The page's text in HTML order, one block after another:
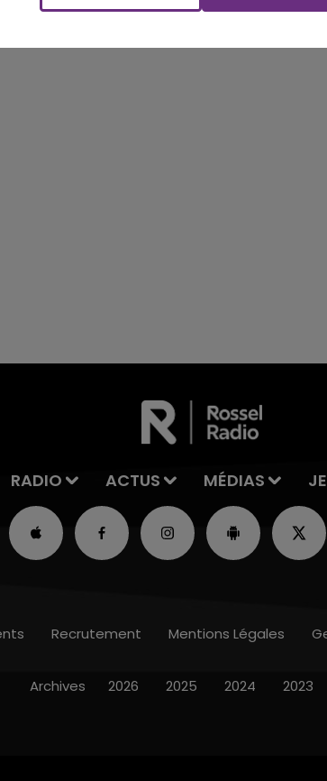
10h00 - 14h00
RADIO ACTUS MÉDIAS
Recrutement Mentions Légales
Archives 2026 2025 2024 2023